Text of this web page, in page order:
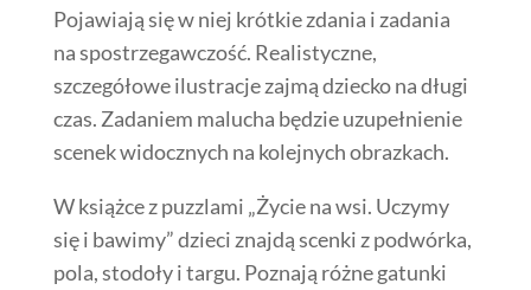
Pojawiają się w niej krótkie zdania i zadania
na spostrzegawczość. Realistyczne,
szczegółowe ilustracje zajmą dziecko na długi
czas. Zadaniem malucha będzie uzupełnienie
scenek widocznych na kolejnych obrazkach.
W książce z puzzlami „Życie na wsi. Uczymy
się i bawimy” dzieci znajdą scenki z podwórka,
pola, stodoły i targu. Poznają różne gatunki